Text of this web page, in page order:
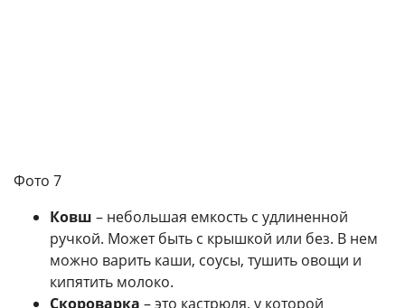
Фото 7
Ковш – небольшая емкость с удлиненной
ручкой. Может быть с крышкой или без. В нем
можно варить каши, соусы, тушить овощи и
кипятить молоко.
Скороварка – это кастрюля, у которой